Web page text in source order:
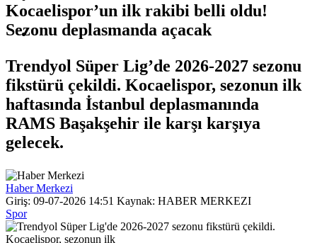
SAĞLIK
Kocaelispor’un ilk rakibi belli oldu!
Sezonu deplasmanda açacak
Trendyol Süper Lig’de 2026-2027 sezonu
fikstürü çekildi. Kocaelispor, sezonun ilk
haftasında İstanbul deplasmanında
RAMS Başakşehir ile karşı karşıya
gelecek.
Haber Merkezi
Giriş: 09-07-2026 14:51 Kaynak: HABER MERKEZI
Spor